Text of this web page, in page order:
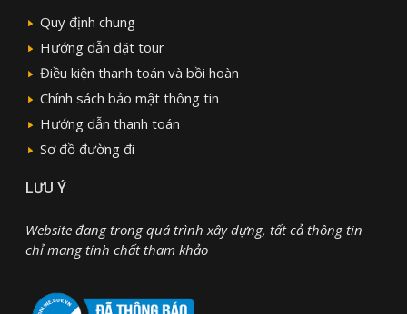
Quy định chung
Hướng dẫn đặt tour
Điều kiện thanh toán và bồi hoàn
Chính sách bảo mật thông tin
Hướng dẫn thanh toán
Sơ đồ đường đi
LƯU Ý
Website đang trong quá trình xây dựng, tất cả thông tin
chỉ mang tính chất tham khảo